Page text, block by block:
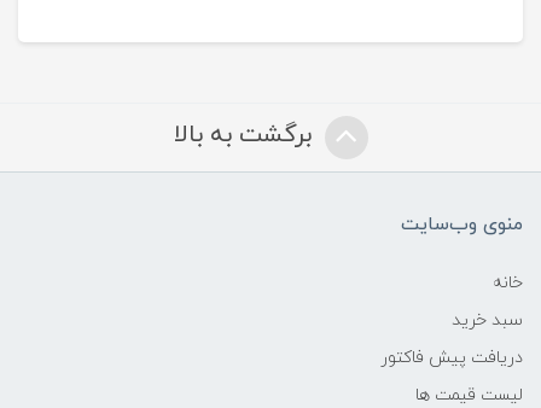
برگشت به بالا
منوی وب‌سایت
خانه
سبد خرید
دریافت پیش فاکتور
لیست قیمت ها